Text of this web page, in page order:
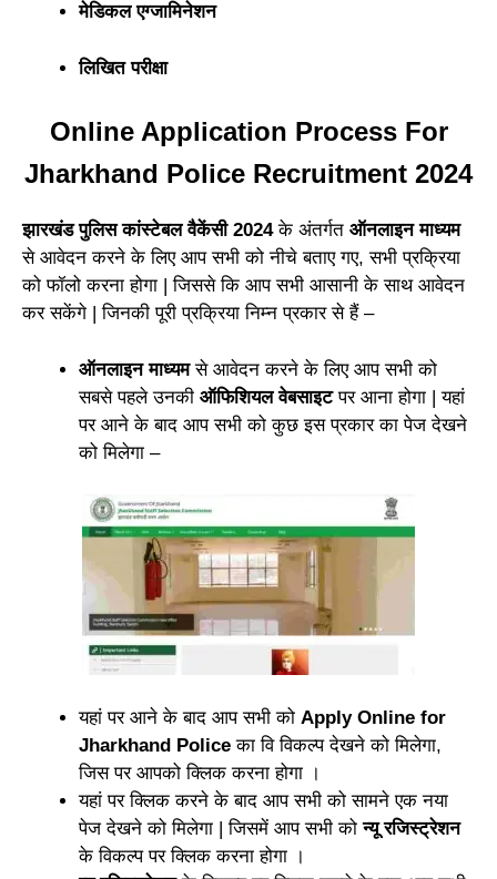
मेडिकल एग्जामिनेशन
लिखित परीक्षा
Online Application Process For
Jharkhand Police Recruitment 2024
झारखंड पुलिस कांस्टेबल वैकेंसी 2024के अंतर्गत ऑनलाइन माध्यम
से आवेदन करने के लिए आप सभी को नीचे बताए गए, सभी प्रक्रिया
को फॉलो करना होगा | जिससे कि आप सभी आसानी के साथ आवेदन
कर सकेंगे | जिनकी पूरी प्रक्रिया निम्न प्रकार से हैं –
ऑनलाइन माध्यमसे आवेदन करने के लिए आप सभी को
सबसे पहले उनकी ऑफिशियल वेबसाइट पर आना होगा | यहां
पर आने के बाद आप सभी को कुछ इस प्रकार का पेज देखने
को मिलेगा –
यहां पर आने के बाद आप सभी को Apply Online for
Jharkhand Police का वि विकल्प देखने को मिलेगा,
जिस पर आपको क्लिक करना होगा ।
यहां पर क्लिक करने के बाद आप सभी को सामने एक नया
पेज देखने को मिलेगा | जिसमें आप सभी कोन्यू रजिस्ट्रेशन
के विकल्प पर क्लिक करना होगा ।